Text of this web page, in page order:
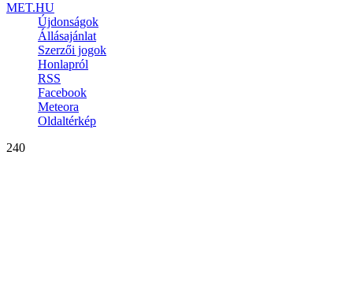
MET.HU
Újdonságok
Állásajánlat
Szerzői jogok
Honlapról
RSS
Facebook
Meteora
Oldaltérkép
240